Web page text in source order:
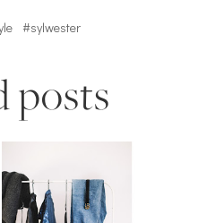
#sylwester
posts